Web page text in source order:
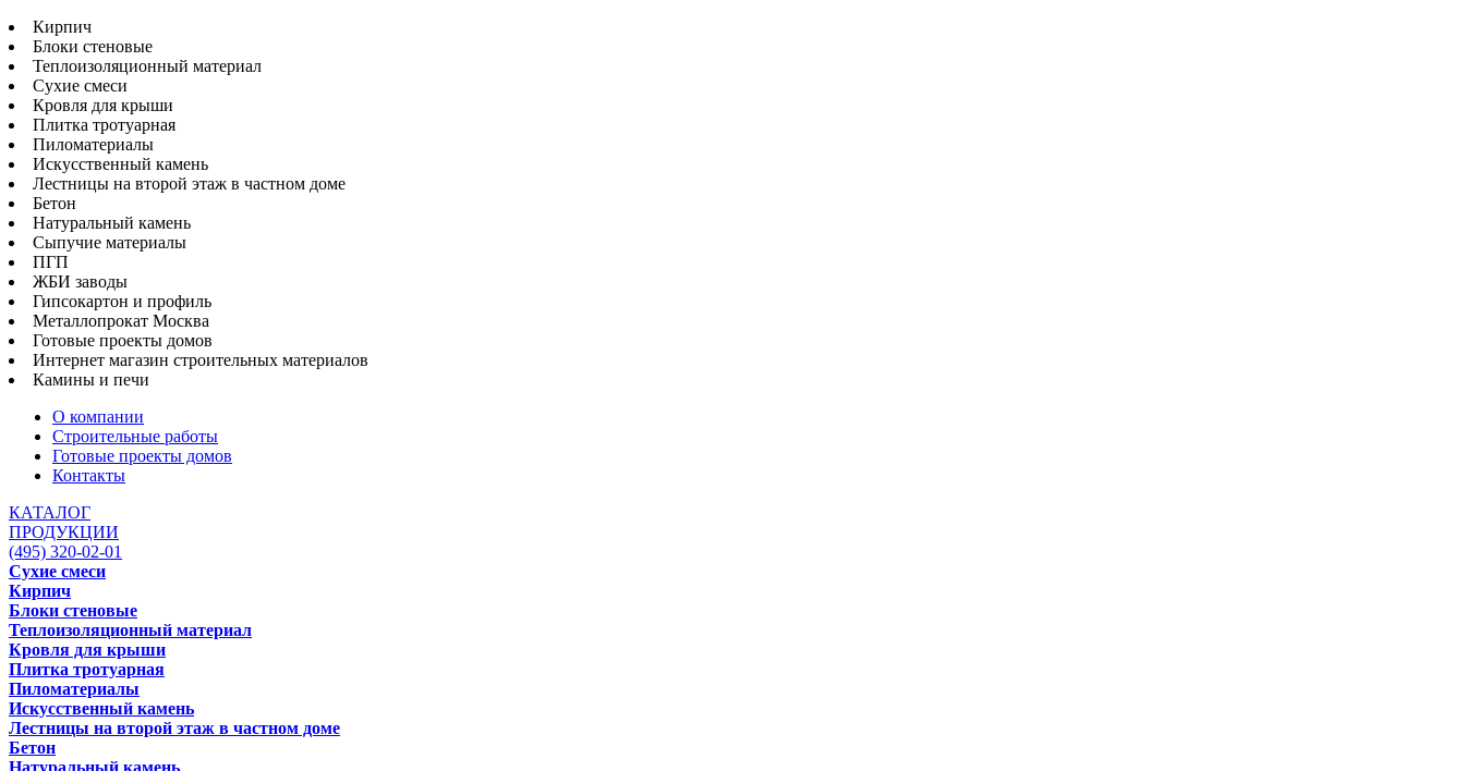
Кирпич
Блоки стеновые
Теплоизоляционный материал
Сухие смеси
Кровля для крыши
Плитка тротуарная
Пиломатериалы
Искусственный камень
Лестницы на второй этаж в частном доме
Бетон
Натуральный камень
Сыпучие материалы
ПГП
ЖБИ заводы
Гипсокартон и профиль
Металлопрокат Москва
Готовые проекты домов
Интернет магазин строительных материалов
Камины и печи
О компании
Строительные работы
Готовые проекты домов
Контакты
КАТАЛОГ
ПРОДУКЦИИ
(495) 320-02-01
Сухие смеси
Кирпич
Блоки стеновые
Теплоизоляционный материал
Кровля для крыши
Плитка тротуарная
Пиломатериалы
Искусственный камень
Лестницы на второй этаж в частном доме
Бетон
Натуральный камень